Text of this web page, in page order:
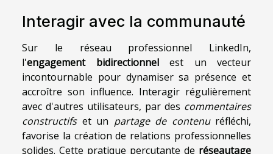
Interagir avec la communauté
Sur le réseau professionnel LinkedIn,
l'engagement bidirectionnelest un vecteur
incontournable pour dynamiser sa présence et
accroître son influence. Interagir régulièrement
avec d'autres utilisateurs, par des commentaires
constructifset un partage de contenuréfléchi,
favorise la création de relations professionnelles
solides. Cette pratique percutante de réseautage